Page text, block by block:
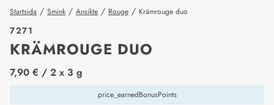
Startsida / Smink / Ansikte / Rouge / Krämrouge duo
7271
KRÄMROUGE DUO
price_label
7,90 € / 2 x 3 g
price_earnedBonusPoints